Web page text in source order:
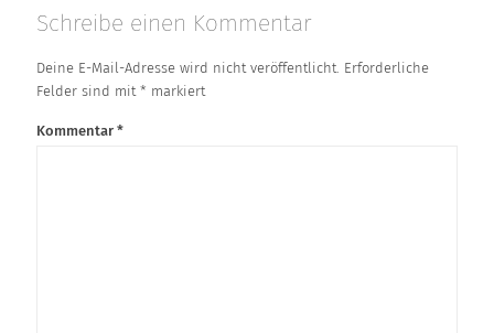
Schreibe einen Kommentar
Deine E-Mail-Adresse wird nicht veröffentlicht. Erforderliche
Felder sind mit * markiert
Kommentar *